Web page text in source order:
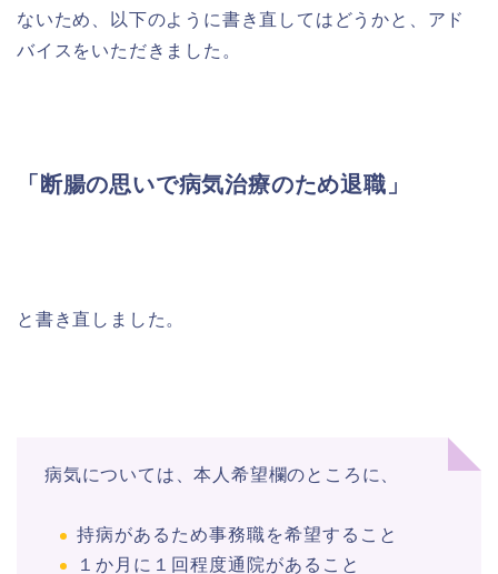
ないため、以下のように書き直してはどうかと、アド
バイスをいただきました。
「断腸の思いで病気治療のため退職」
と書き直しました。
病気については、本人希望欄のところに、
持病があるため事務職を希望すること
１か月に１回程度通院があること